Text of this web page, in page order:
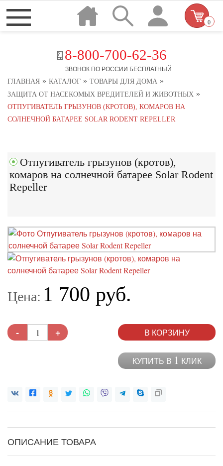
8-800-700-62-36
ЗВОНОК ПО РОССИИ БЕСПЛАТНЫЙ
0
ГЛАВНАЯ » КАТАЛОГ » ТОВАРЫ ДЛЯ ДОМА »
ЗАЩИТА ОТ НАСЕКОМЫХ ВРЕДИТЕЛЕЙ И ЖИВОТНЫХ »
ОТПУГИВАТЕЛЬ ГРЫЗУНОВ (КРОТОВ), КОМАРОВ НА
СОЛНЕЧНОЙ БАТАРЕЕ SOLAR RODENT REPELLER
Отпугиватель грызунов (кротов),
комаров на солнечной батарее Solar Rodent
Repeller
Цена: 1 700 руб.
- + В КОРЗИНУ
КУПИТЬ В 1 КЛИК
ОПИСАНИЕ ТОВАРА